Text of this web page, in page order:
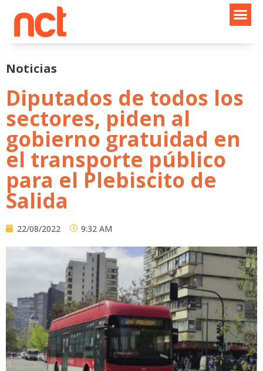
contenido
Noticias
Diputados de todos los
sectores, piden al
gobierno gratuidad en
el transporte público
para el Plebiscito de
Salida
22/08/2022 9:32 AM